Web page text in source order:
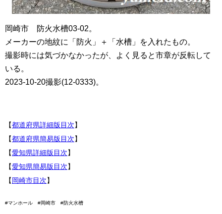
岡崎市 防火水槽03-02。
メーカーの地紋に「防火」＋「水槽」を入れたもの。
撮影時には気づかなかったが、よく見ると市章が反転して
いる。
2023-10-20撮影(12-0333)。
【都道府県詳細版目次】
【都道府県簡易版目次】
【愛知県詳細版目次】
【愛知県簡易版目次】
【岡崎市目次】
#マンホール #岡崎市 #防火水槽